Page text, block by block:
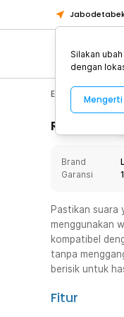
Electronic
Rincian
Brand
Garansi
Pastikan suara
menggunakan
kompatibel
tanpa
berisik untuk
Fitur
Silakan
dengan
Mengerti